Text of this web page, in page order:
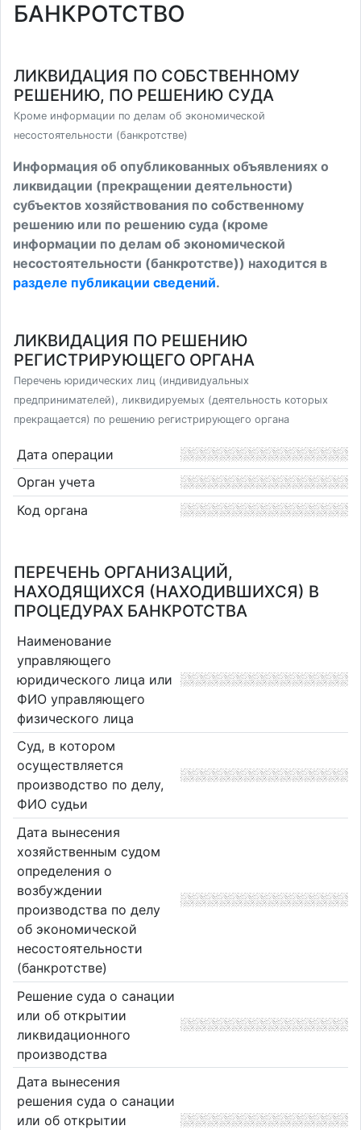
БАНКРОТСТВО
ЛИКВИДАЦИЯ ПО СОБСТВЕННОМУ
РЕШЕНИЮ, ПО РЕШЕНИЮ СУДА
Кроме информации по делам об экономической
несостоятельности (банкротстве)
Информация об опубликованных объявлениях о
ликвидации (прекращении деятельности)
субъектов хозяйствования по собственному
решению или по решению суда (кроме
информации по делам об экономической
несостоятельности (банкротстве)) находится в
разделе публикации сведений.
ЛИКВИДАЦИЯ ПО РЕШЕНИЮ
РЕГИСТРИРУЮЩЕГО ОРГАНА
Перечень юридических лиц (индивидуальных
предпринимателей), ликвидируемых (деятельность которых
прекращается) по решению регистрирующего органа
Дата операции
Орган учета
Код органа
ПЕРЕЧЕНЬ ОРГАНИЗАЦИЙ,
НАХОДЯЩИХСЯ (НАХОДИВШИХСЯ) В
ПРОЦЕДУРАХ БАНКРОТСТВА
Наименование
управляющего
юридического лица или
ФИО управляющего
физического лица
Суд, в котором
осуществляется
производство по делу,
ФИО судьи
Дата вынесения
хозяйственным судом
определения о
возбуждении
производства по делу
об экономической
несостоятельности
(банкротстве)
Решение суда о санации
или об открытии
ликвидационного
производства
Дата вынесения
решения суда о санации
или об открытии